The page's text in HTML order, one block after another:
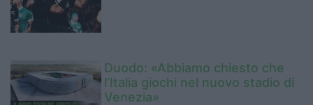
Duodo: «Abbiamo chiesto che
l’Italia giochi nel nuovo stadio di
Venezia»